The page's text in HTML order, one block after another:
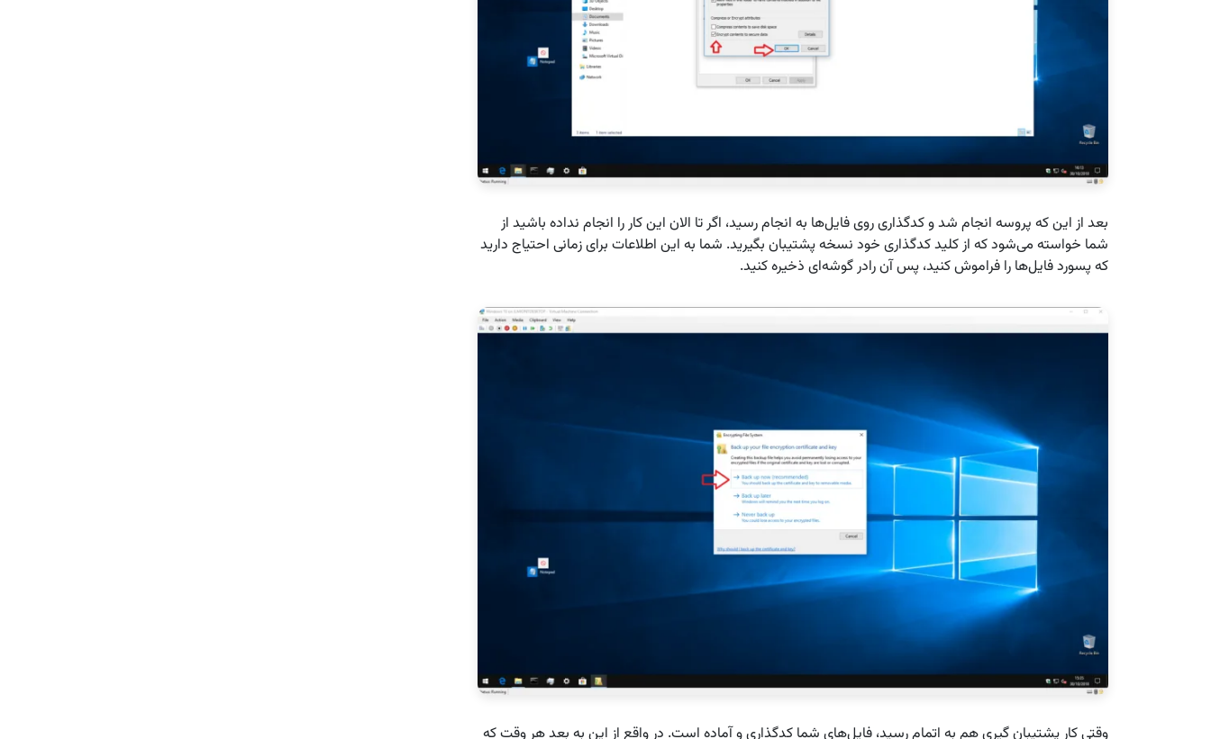
بعد از این که پروسه انجام شد و کدگذاری روی فایل‌ها به انجام رسید، اگر تا الان این کار را انجام نداده باشید از
شما خواسته می‌شود که از کلید کدگذاری خود نسخه پشتیبان بگیرید. شما به این اطلاعات برای زمانی احتیاج دارید
که پسورد فایل‌ها را فراموش کنید، پس آن رادر گوشه‌ای ذخیره کنید.
وقتی کار پشتیبان گیری هم به اتمام رسید، فایل‌های شما کدگذاری و آماده است. در واقع از این به بعد هر وقت که